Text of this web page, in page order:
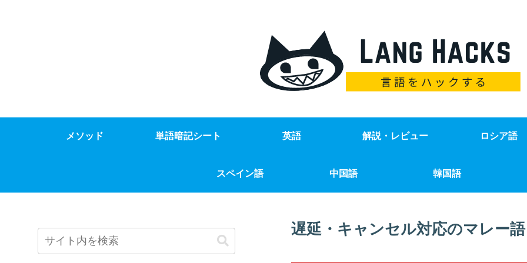
メソッド 単語暗記シート 英語 解説・レビュー ロシア語
スペイン語 中国語 韓国語
遅延・キャンセル対応のマレー